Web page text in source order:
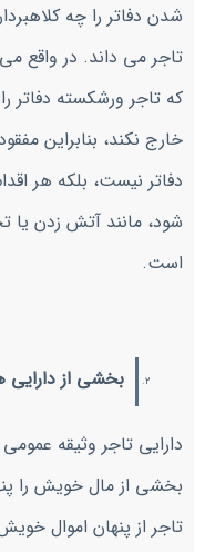
شدن دفاتر را چه
تاجر می داند. در واقع
که تاجر ورشکسته دفاتر
خارج نکند، بنابراین
دفاتر نیست، بلکه هر
شود، مانند آتش زدن یا
است.
بخشی از دارایی
دارایی تاجر وثیقه
بخشی از مال خویش را
تاجر از پنهان اموال